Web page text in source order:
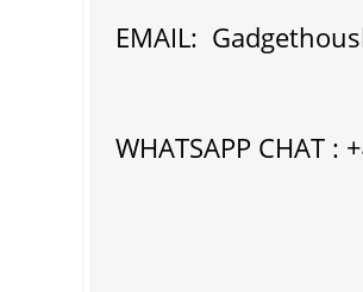
EMAIL:
WHATSAPP CHAT